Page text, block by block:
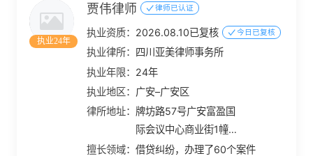
执业24年
贾伟律师 律师已认证
执业资质： 2026.08.10已复核 今日已复核
执业律所： 四川亚美律师事务所
执业年限： 24年
执业地区： 广安–广安区
律所地址： 牌坊路57号广安富盈国
际会议中心商业街1幢
219-223号、225号
擅长领域：借贷纠纷，办理了60个案件